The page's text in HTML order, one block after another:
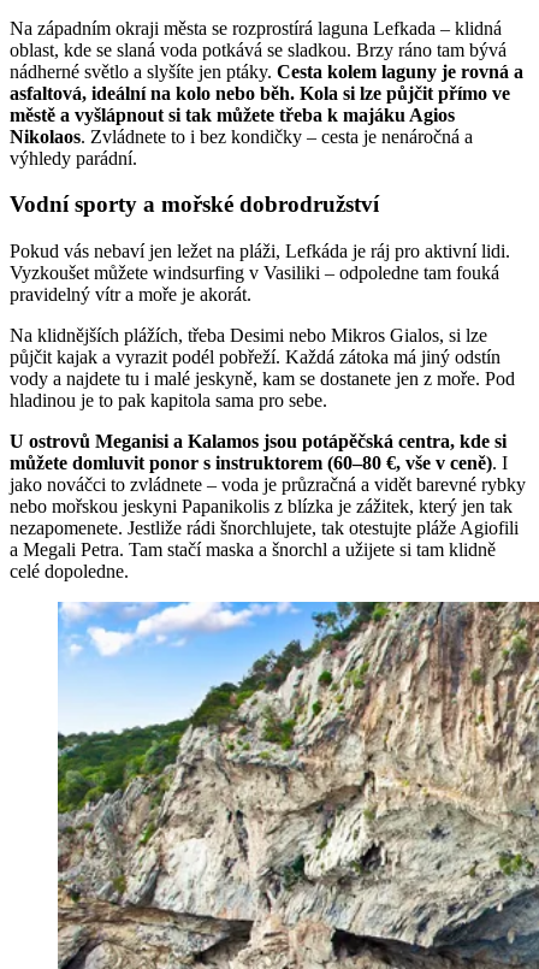
Na západním okraji města se rozprostírá laguna Lefkada – klidná
oblast, kde se slaná voda potkává se sladkou. Brzy ráno tam bývá
nádherné světlo a slyšíte jen ptáky. Cesta kolem laguny je rovná a
asfaltová, ideální na kolo nebo běh. Kola si lze půjčit přímo ve
městě a vyšlápnout si tak můžete třeba k majáku Agios
Nikolaos. Zvládnete to i bez kondičky – cesta je nenáročná a
výhledy parádní.
Vodní sporty a mořské dobrodružství
Pokud vás nebaví jen ležet na pláži, Lefkáda je ráj pro aktivní lidi.
Vyzkoušet můžete windsurfing v Vasiliki – odpoledne tam fouká
pravidelný vítr a moře je akorát.
Na klidnějších plážích, třeba Desimi nebo Mikros Gialos, si lze
půjčit kajak a vyrazit podél pobřeží. Každá zátoka má jiný odstín
vody a najdete tu i malé jeskyně, kam se dostanete jen z moře. Pod
hladinou je to pak kapitola sama pro sebe.
U ostrovů Meganisi a Kalamos jsou potápěčská centra, kde si
můžete domluvit ponor s instruktorem (60–80 €, vše v ceně). I
jako nováčci to zvládnete – voda je průzračná a vidět barevné rybky
nebo mořskou jeskyni Papanikolis z blízka je zážitek, který jen tak
nezapomenete. Jestliže rádi šnorchlujete, tak otestujte pláže Agiofili
a Megali Petra. Tam stačí maska a šnorchl a užijete si tam klidně
celé dopoledne.